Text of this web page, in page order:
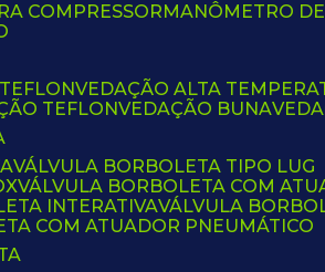
COMPRESSOR
MANÔMETRO
VEDAÇÃO ALTA
TEFLON VEDAÇÃO BUNA
VÁLVULA BORBOLETA TIPO LUG
VÁLVULA BORBOLETA COM
INTERATIVA VÁLVULA
COM ATUADOR PNEUMÁTICO